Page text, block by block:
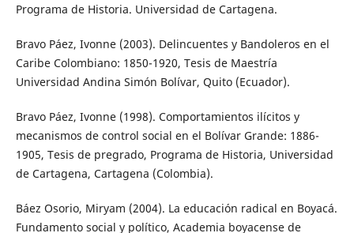
Programa de Historia. Universidad de Cartagena.
Bravo Páez, Ivonne (2003). Delincuentes y Bandoleros en el
Caribe Colombiano: 1850-1920, Tesis de Maestría
Universidad Andina Simón Bolívar, Quito (Ecuador).
Bravo Páez, Ivonne (1998). Comportamientos ilícitos y
mecanismos de control social en el Bolívar Grande: 1886-
1905, Tesis de pregrado, Programa de Historia, Universidad
de Cartagena, Cartagena (Colombia).
Báez Osorio, Miryam (2004). La educación radical en Boyacá.
Fundamento social y político, Academia boyacense de